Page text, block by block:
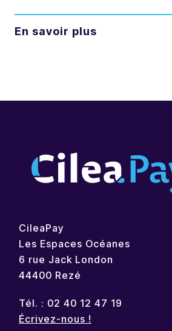
En savoir plus
CileaPay
Les Espaces Océanes
6 rue Jack London
44400 Rezé
Tél. : 02 40 12 47 19
Écrivez-nous !